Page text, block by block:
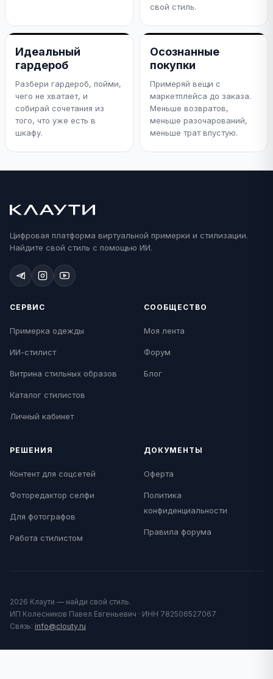
свой стиль.
Идеальный
гардероб
Разбери гардероб, пойми,
чего не хватает, и
собирай сочетания из
того, что уже есть в
шкафу.
Осознанные
покупки
Примеряй вещи с
маркетплейса до заказа.
Меньше возвратов,
меньше разочарований,
меньше трат впустую.
Цифровая платформа виртуальной примерки и стилизации.
Найдите свой стиль с помощью ИИ.
СЕРВИС
Примерка одежды
ИИ-стилист
Витрина стильных образов
Каталог стилистов
Личный кабинет
СООБЩЕСТВО
Моя лента
Форум
Блог
РЕШЕНИЯ
Контент для соцсетей
Фоторедактор селфи
Для фотографов
Работа стилистом
ДОКУМЕНТЫ
Оферта
Политика
конфиденциальности
Правила форума
2026 Клаути — найди свой стиль.
ИП Колесников Павел Евгеньевич · ИНН 782506527067
Связь: info@clouty.ru